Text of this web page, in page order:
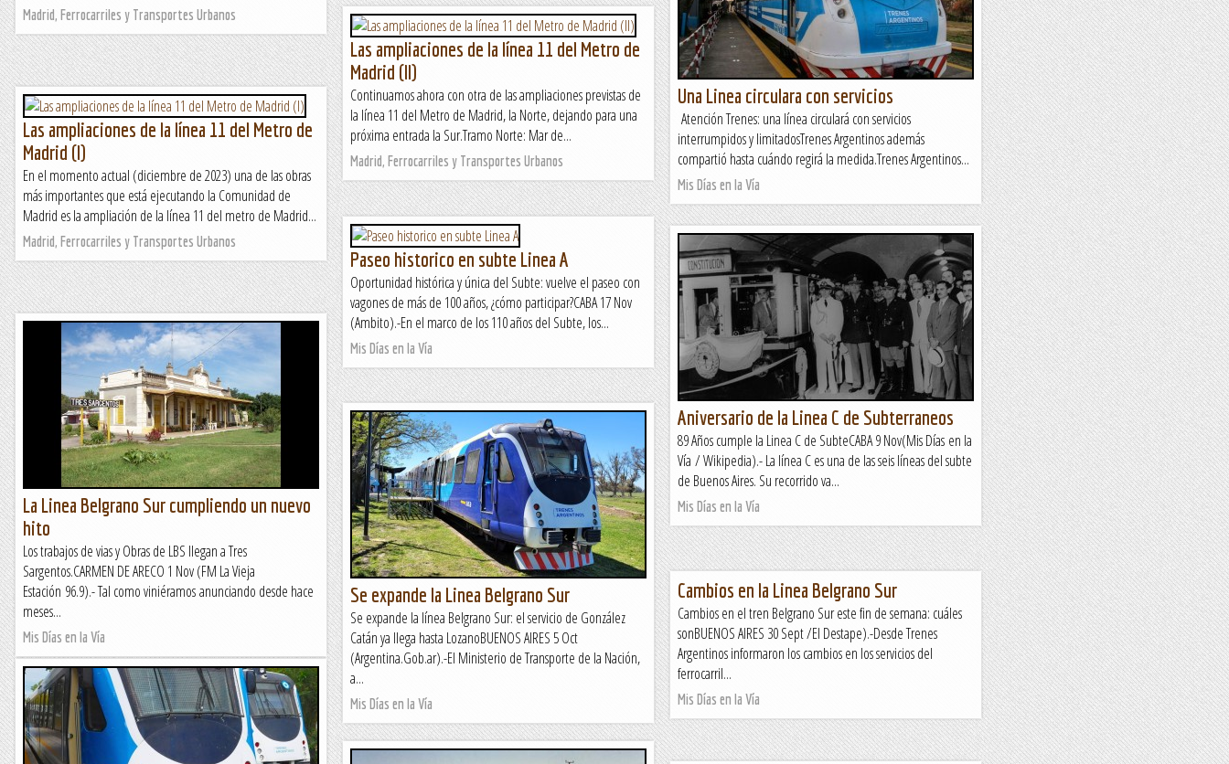
Madrid, Ferrocarriles y Transportes Urbanos
Una Linea circulara con servicios
Atención Trenes: una línea circulará con servicios
interrumpidos y limitadosTrenes Argentinos además
compartió hasta cuándo regirá la medida.Trenes Argentinos...
Mis Días en la Vía
Las ampliaciones de la línea 11 del Metro de
Madrid (II)
Continuamos ahora con otra de las ampliaciones previstas de
la línea 11 del Metro de Madrid, la Norte, dejando para una
próxima entrada la Sur.Tramo Norte: Mar de...
Madrid, Ferrocarriles y Transportes Urbanos
Las ampliaciones de la línea 11 del Metro de
Madrid (I)
En el momento actual (diciembre de 2023) una de las obras
más importantes que está ejecutando la Comunidad de
Madrid es la ampliación de la línea 11 del metro de Madrid...
Madrid, Ferrocarriles y Transportes Urbanos
Paseo historico en subte Linea A
Oportunidad histórica y única del Subte: vuelve el paseo con
vagones de más de 100 años, ¿cómo participar?CABA 17 Nov
(Ambito).-En el marco de los 110 años del Subte, los...
Mis Días en la Vía
Aniversario de la Linea C de Subterraneos
89 Años cumple la Linea C de SubteCABA 9 Nov(Mis Días en la
Vía / Wikipedia).- La línea C es una de las seis líneas del subte
de Buenos Aires. Su recorrido va...
Mis Días en la Vía
La Linea Belgrano Sur cumpliendo un nuevo
hito
Los trabajos de vias y Obras de LBS llegan a Tres
Sargentos.CARMEN DE ARECO 1 Nov (FM La Vieja
Estación 96.9).- Tal como viniéramos anunciando desde hace
meses...
Mis Días en la Vía
Se expande la Linea Belgrano Sur
Se expande la línea Belgrano Sur: el servicio de González
Catán ya llega hasta LozanoBUENOS AIRES 5 Oct
(Argentina.Gob.ar).-El Ministerio de Transporte de la Nación,
a...
Mis Días en la Vía
Cambios en la Linea Belgrano Sur
Cambios en el tren Belgrano Sur este fin de semana: cuáles
sonBUENOS AIRES 30 Sept /El Destape).-Desde Trenes
Argentinos informaron los cambios en los servicios del
ferrocarril...
Mis Días en la Vía